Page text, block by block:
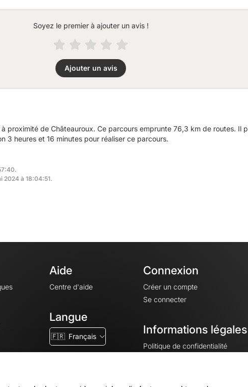
Soyez le premier à ajouter un avis !
Ajouter un avis
proximité de Châteauroux. Ce parcours emprunte 76,3 km de routes. Il
3 heures et 16 minutes pour réaliser ce parcours.
2024 à 18:04:51.
Aide
Centre d'aide
Langue
🇫🇷 Français
Connexion
Créer un compte
Se connecter
Informations légales
Politique de confidentialité
Mentions légales